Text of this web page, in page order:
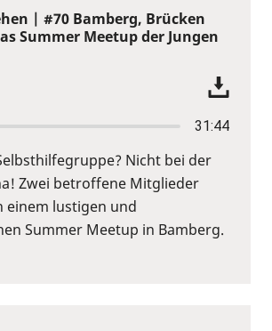
| #70 Bamberg, Brücken
Summer Meetup der Jungen
31:44
Nicht bei der
Zwei betroffene Mitglieder
einem lustigen und
Summer Meetup in Bamberg.